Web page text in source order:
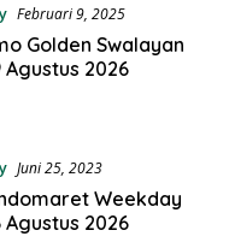
Februari 9, 2025
Golden Swalayan
Agustus 2026
Juni 25, 2023
Weekday
Agustus 2026